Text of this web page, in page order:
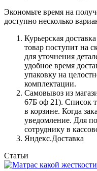
Экономьте время на
доступно несколько
Курьерская
товар поступит на
для уточнения
удобное время
упаковку на
комплектации.
Самовывоз из
67Б оф 21). Список
в корзине. Когда
уведомление. Для
сотруднику в
Яндекс.Доставка
Статьи